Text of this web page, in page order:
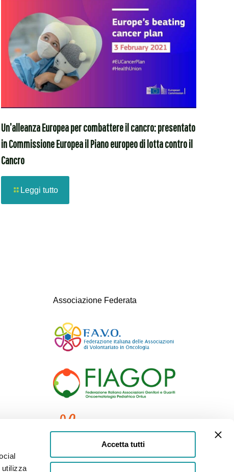
utilizza
Accetta tutti
Un’alleanza Europea per combattere il cancro: presentato
in Commissione Europea il Piano europeo di lotta contro il
Cancro
Leggi tutto
Associazione Federata